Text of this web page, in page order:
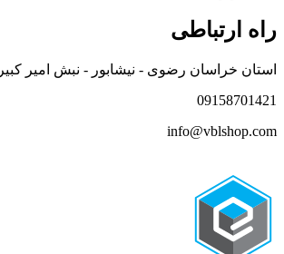
راه ارتباطی
استان خراسان رضوی - نیشابور - نبش امیر کبیر 7
09158701421
info@vblshop.com